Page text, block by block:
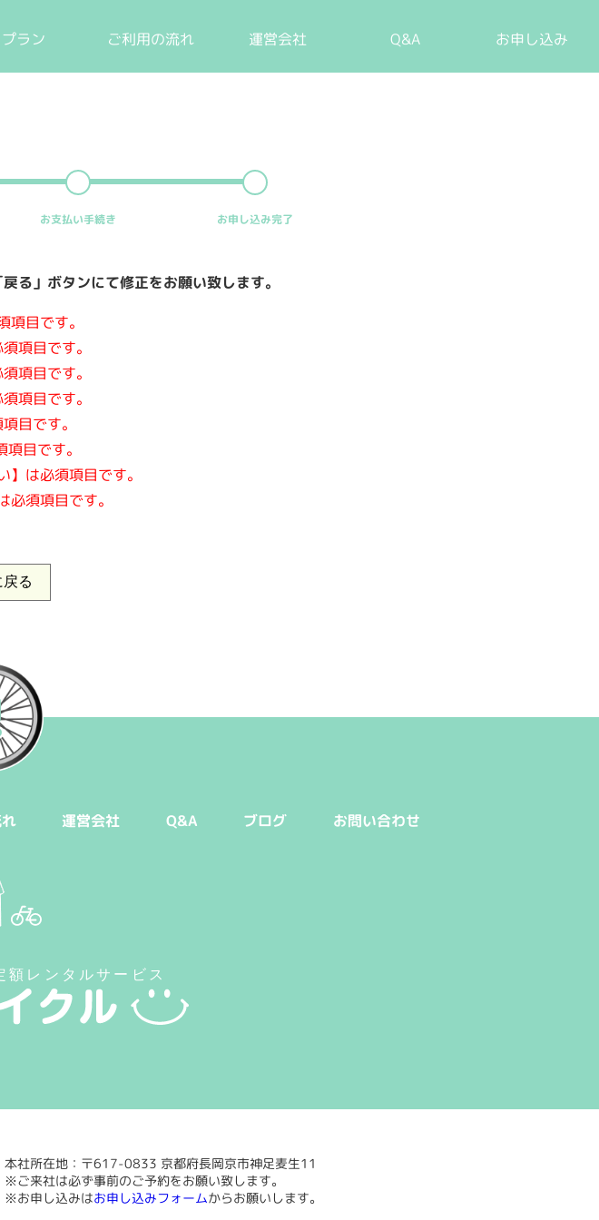
プラン ご利用の流れ 運営会社 Q&A お申し込み
お支払い手続き お申し込み完了
る」ボタンにて修正をお願い致します。
項目です。
項目です。
項目です。
項目です。
目です。
項目です。
】は必須項目です。
必須項目です。
運営会社 Q&A ブログ お問い合わせ
本社所在地：〒617-0833 京都府長岡京市神足麦生11
※ご来社は必ず事前のご予約をお願い致します。
※お申し込みはお申し込みフォームからお願いします。